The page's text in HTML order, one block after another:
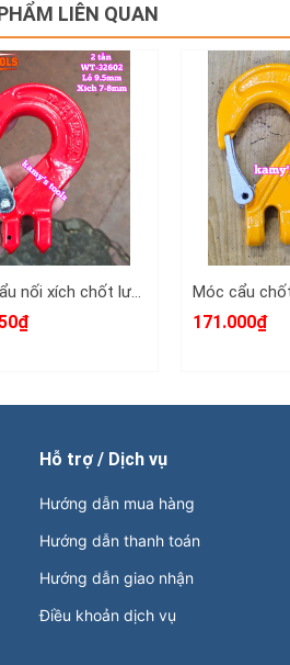
LIÊN QUAN
Móc cẩu nối xích chốt lưỡi gà 2 tấn dùng cho xích 7-8mm Wetools WT-32602
171.000₫
Hỗ trợ / Dịch vụ
Hướng dẫn mua hàng
Hướng dẫn thanh toán
Hướng dẫn giao nhận
Điều khoản dịch vụ